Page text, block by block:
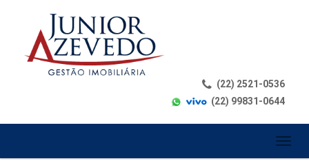
(22) 2521-0536
(22) 99831-0644